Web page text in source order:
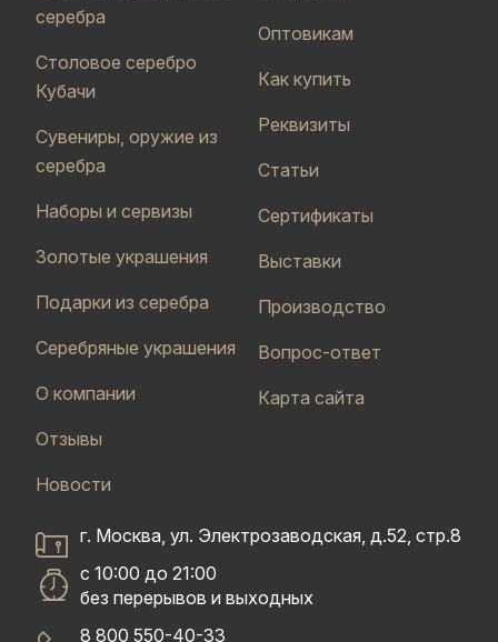
серебра
Столовое серебро
Кубачи
Сувениры, оружие из
серебра
Наборы и сервизы
Золотые украшения
Подарки из серебра
Серебряные украшения
О компании
Отзывы
Новости
Оптовикам
Как купить
Реквизиты
Статьи
Сертификаты
Выставки
Производство
Вопрос-ответ
Карта сайта
г. Москва, ул. Электрозаводская, д.52, стр.8
с 10:00 до 21:00
без перерывов и выходных
8 800 550-40-33